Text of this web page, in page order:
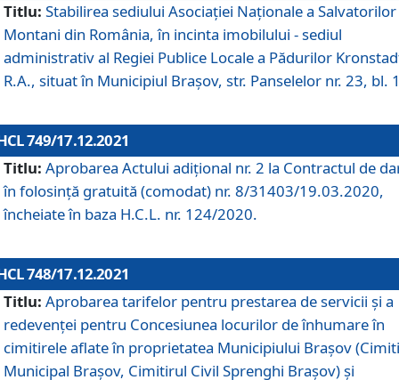
Titlu: Stabilirea sediului Asociației Naționale a Salvatorilor
Montani din România, în incinta imobilului - sediul
administrativ al Regiei Publice Locale a Pădurilor
R.A., situat în Municipiul Braşov, str. Panselelor nr. 23, bl.
749/17.12.2021
Titlu: Aprobarea Actului adițional nr. 2 la Contractul de
în folosință gratuită (comodat) nr. 8/31403/19.03.2020,
încheiate în baza H.C.L. nr. 124/2020.
748/17.12.2021
Titlu: Aprobarea tarifelor pentru prestarea de servicii şi a
redevenţei pentru Concesiunea locurilor de înhumare în
cimitirele aflate în proprietatea Municipiului Braşov
Municipal Braşov, Cimitirul Civil Sprenghi Braşov) şi